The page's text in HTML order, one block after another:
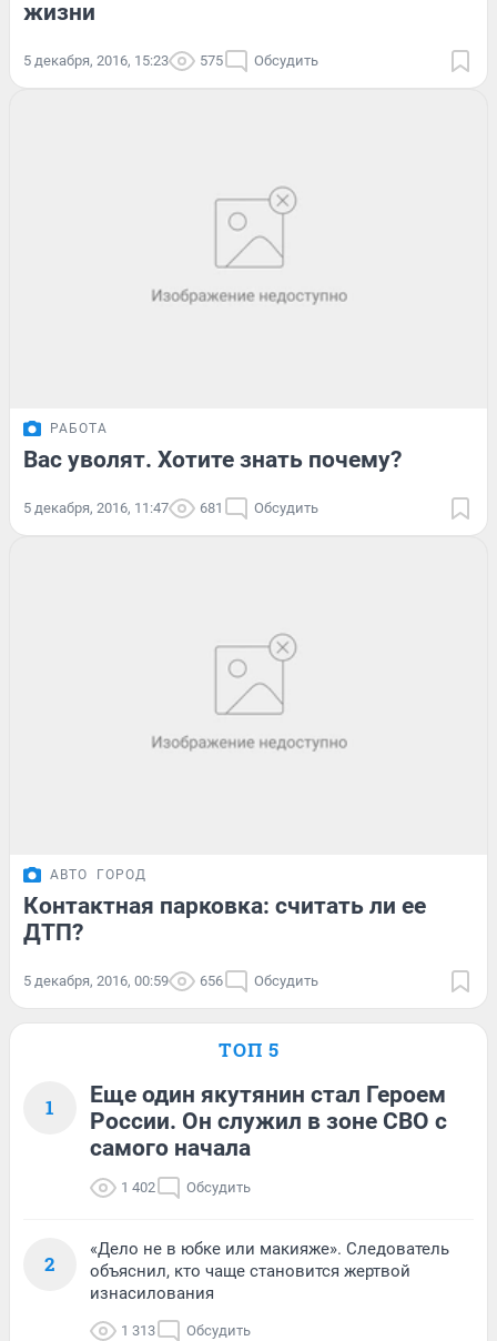
жизни
5 декабря, 2016, 15:23 575 Обсудить
РАБОТА
Вас уволят. Хотите знать почему?
5 декабря, 2016, 11:47 681 Обсудить
АВТО ГОРОД
Контактная парковка: считать ли ее
ДТП?
5 декабря, 2016, 00:59 656 Обсудить
ТОП 5
1
Еще один якутянин стал Героем
России. Он служил в зоне СВО с
самого начала
1 402 Обсудить
2
«Дело не в юбке или макияже». Следователь
объяснил, кто чаще становится жертвой
изнасилования
1 313 Обсудить